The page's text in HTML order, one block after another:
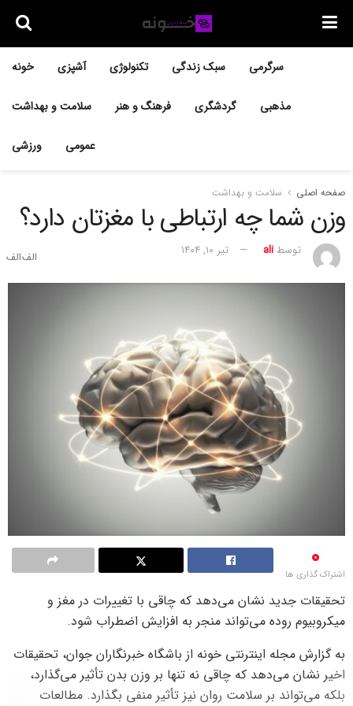
خونه آشپزی تکنولوژی سبک زندگی سرگرمی
سلامت و بهداشت فرهنگ و هنر گردشگری مذهبی
ورزشی عمومی
صفحه اصلی سلامت و بهداشت
وزن شما چه ارتباطی با مغزتان دارد؟
توسطali تیر ۱۰, ۱۴۰۴
0
اشتراک گذاری ها
تحقیقات جدید نشان می‌دهد که چاقی با تغییرات در مغز و
میکروبیوم روده می‌تواند منجر به افزایش اضطراب شود.
به گزارش مجله اینترنتی خونه از باشگاه خبرنگاران جوان، تحقیقات
اخیر نشان می‌دهد که چاقی نه تنها بر وزن بدن تأثیر می‌گذارد،
بلکه می‌تواند بر سلامت روان نیز تأثیر منفی بگذارد. مطالعات